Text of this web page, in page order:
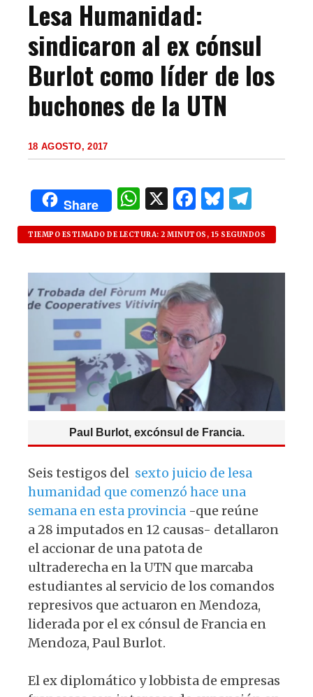
Lesa Humanidad:
sindicaron al ex cónsul
Burlot como líder de los
buchones de la UTN
18 AGOSTO, 2017
Share
W
h
at
s
A
p
p
X F
a
c
e
b
o
o
k
B
lu
es
k
el
e
g
TIEMPO ESTIMADO DE LECTURA: 2 MINUTOS, 15 SEGUNDOS
Paul Burlot, excónsul de Francia.
Seis testigos del sexto juicio de lesa
humanidad que comenzó hace una
semana en esta provincia -que reúne
a 28 imputados en 12 causas- detallaron
el accionar de una patota de
ultraderecha en la UTN que marcaba
estudiantes al servicio de los comandos
represivos que actuaron en Mendoza,
liderada por el ex cónsul de Francia en
Mendoza, Paul Burlot.
El ex diplomático y lobbista de empresas